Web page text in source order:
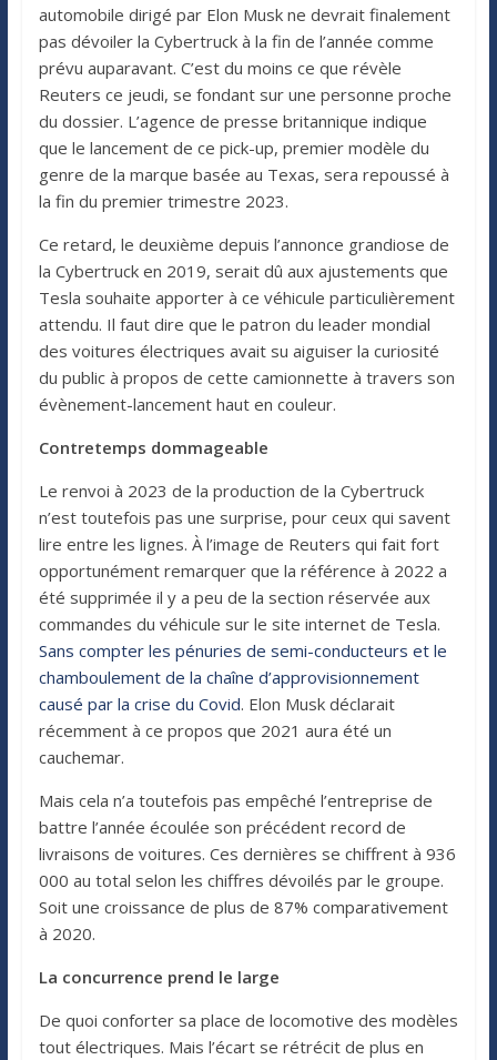
automobile dirigé par Elon Musk ne devrait finalement
pas dévoiler la Cybertruck à la fin de l’année comme
prévu auparavant. C’est du moins ce que révèle
Reuters ce jeudi, se fondant sur une personne proche
du dossier. L’agence de presse britannique indique
que le lancement de ce pick-up, premier modèle du
genre de la marque basée au Texas, sera repoussé à
la fin du premier trimestre 2023.
Ce retard, le deuxième depuis l’annonce grandiose de
la Cybertruck en 2019, serait dû aux ajustements que
Tesla souhaite apporter à ce véhicule particulièrement
attendu. Il faut dire que le patron du leader mondial
des voitures électriques avait su aiguiser la curiosité
du public à propos de cette camionnette à travers son
évènement-lancement haut en couleur.
Contretemps dommageable
Le renvoi à 2023 de la production de la Cybertruck
n’est toutefois pas une surprise, pour ceux qui savent
lire entre les lignes. À l’image de Reuters qui fait fort
opportunément remarquer que la référence à 2022 a
été supprimée il y a peu de la section réservée aux
commandes du véhicule sur le site internet de Tesla.
Sans compter les pénuries de semi-conducteurs et le
chamboulement de la chaîne d’approvisionnement
causé par la crise du Covid. Elon Musk déclarait
récemment à ce propos que 2021 aura été un
cauchemar.
Mais cela n’a toutefois pas empêché l’entreprise de
battre l’année écoulée son précédent record de
livraisons de voitures. Ces dernières se chiffrent à 936
000 au total selon les chiffres dévoilés par le groupe.
Soit une croissance de plus de 87% comparativement
à 2020.
La concurrence prend le large
De quoi conforter sa place de locomotive des modèles
tout électriques. Mais l’écart se rétrécit de plus en